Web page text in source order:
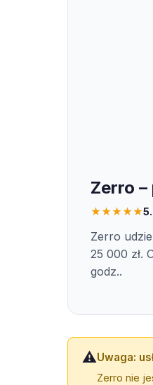
Zerro
★★★★★
Zerro
25 000 zł.
godz..
⚠️Uwaga:
Zerro nie